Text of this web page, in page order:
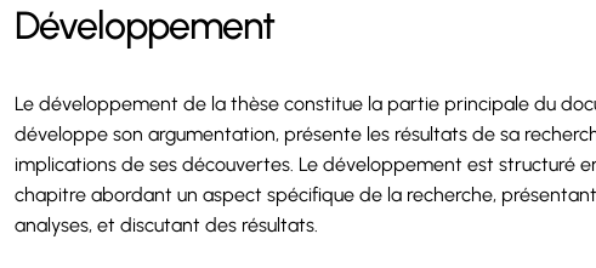
Développement
Le développement de la thèse constitue la partie principale du
développe son argumentation, présente les résultats de sa
implications de ses découvertes. Le développement est structuré
chapitre abordant un aspect spécifique de la recherche,
analyses, et discutant des résultats.